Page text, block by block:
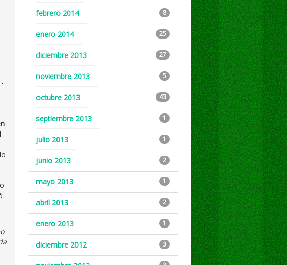
febrero 2014 8
enero 2014 25
diciembre 2013 27
noviembre 2013 5
octubre 2013 43
septiembre 2013 1
julio 2013 1
junio 2013 2
mayo 2013 1
abril 2013 2
enero 2013 1
diciembre 2012 3